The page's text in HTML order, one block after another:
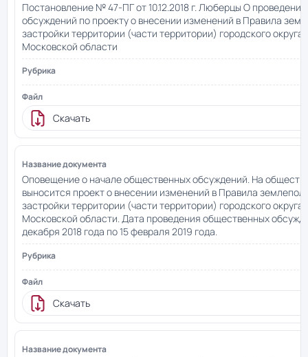
Постановление № 47-ПГ от 10.12.2018 г. Люберцы О
обсуждений по проекту о внесении изменений в Правила
застройки территории (части территории) городского
Московской области
Скачать
Оповещение о начале общественных обсуждений. На
выносится проект о внесении изменений в Правила
застройки территории (части территории) городского
Московской области. Дата проведения общественных
декабря 2018 года по 15 февраля 2019 года.
Скачать